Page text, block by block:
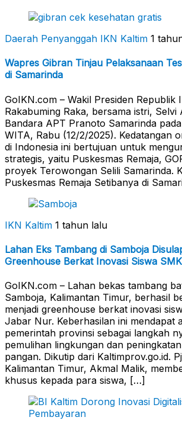
Daerah Penyanggah IKN Kaltim 1
Wapres Gibran Tinjau Pelaksanaan
di Samarinda
GoIKN.com – Wakil Presiden Republik
Rakabuming Raka, bersama istri, Selvi
Bandara APT Pranoto Samarinda
WITA, Rabu (12/2/2025). Kedatangan
di Indonesia ini bertujuan untuk
strategis, yaitu Puskesmas Remaja,
proyek Terowongan Selili Samarinda.
Puskesmas Remaja Setibanya di
IKN Kaltim 1 tahun lalu
Lahan Eks Tambang di Samboja
Greenhouse Berkat Inovasi Siswa SMK
GoIKN.com – Lahan bekas tambang
Samboja, Kalimantan Timur, berhasil
menjadi greenhouse berkat inovasi
Jabar Nur. Keberhasilan ini mendapat
pemerintah provinsi sebagai langkah
pemulihan lingkungan dan
pangan. Dikutip dari Kaltimprov.go.id.
Kalimantan Timur, Akmal Malik,
khusus kepada para siswa, […]